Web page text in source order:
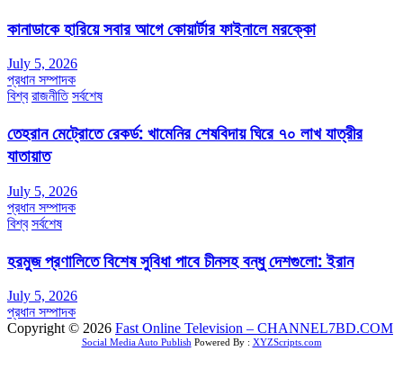
কানাডাকে হারিয়ে সবার আগে কোয়ার্টার ফাইনালে মরক্কো
July 5, 2026
প্রধান সম্পাদক
বিশ্ব রাজনীতি সর্বশেষ
তেহরান মেট্রোতে রেকর্ড: খামেনির শেষবিদায় ঘিরে ৭০ লাখ যাত্রীর
যাতায়াত
July 5, 2026
প্রধান সম্পাদক
বিশ্ব সর্বশেষ
হরমুজ প্রণালিতে বিশেষ সুবিধা পাবে চীনসহ বন্ধু দেশগুলো: ইরান
July 5, 2026
প্রধান সম্পাদক
Copyright © 2026 Fast Online Television – CHANNEL7BD.COM
Social Media Auto Publish Powered By : XYZScripts.com